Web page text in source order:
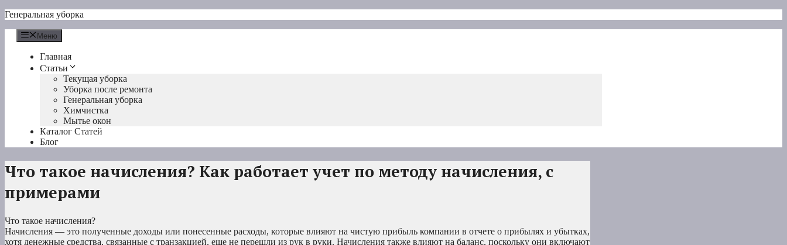
Перейти
содержимому
Генеральная уборка
Меню
Главная
Статьи
Текущая уборка
Уборка после ремонта
Генеральная уборка
Химчистка
Мытье окон
Каталог Статей
Блог
Что такое начисления? Как работает учет по методу начисления, с
примерами
Что такое начисления?
Начисления — это полученные доходы или понесенные расходы, которые влияют на чистую прибыль компании в отчете о прибылях и убытках,
хотя денежные средства, связанные с транзакцией, еще не перешли из рук в руки. Начисления также влияют на баланс, поскольку они включают